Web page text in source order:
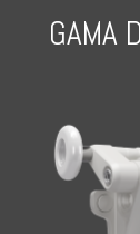
GAMA